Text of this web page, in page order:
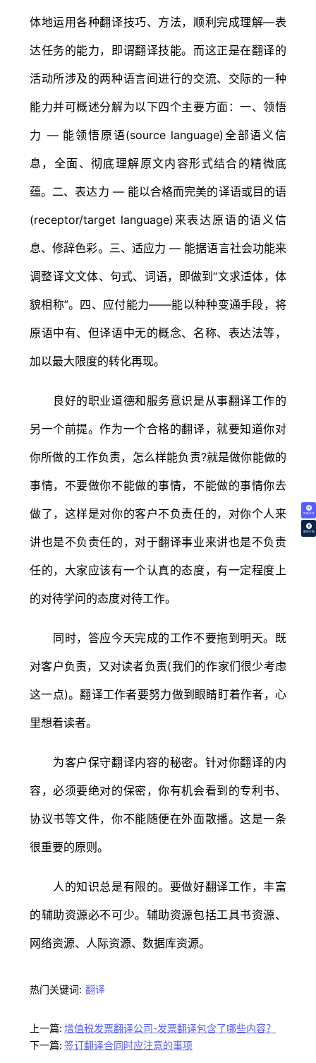
免费试译
翻译价格
体地运用各种翻译技巧、方法，顺利完成理解—表
达任务的能力，即谓翻译技能。而这正是在翻译的
活动所涉及的两种语言间进行的交流、交际的一种
能力并可概述分解为以下四个主要方面：一、领悟
力 — 能领悟原语(source language)全部语义信
息，全面、彻底理解原文内容形式结合的精微底
蕴。二、表达力 — 能以合格而完美的译语或目的语
(receptor/target language)来表达原语的语义信
息、修辞色彩。三、适应力 — 能据语言社会功能来
调整译文文体、句式、词语，即做到“文求适体，体
貌相称”。四、应付能力——能以种种变通手段，将
原语中有、但译语中无的概念、名称、表达法等，
加以最大限度的转化再现。
良好的职业道德和服务意识是从事翻译工作的
另一个前提。作为一个合格的翻译，就要知道你对
你所做的工作负责，怎么样能负责?就是做你能做的
事情，不要做你不能做的事情，不能做的事情你去
做了，这样是对你的客户不负责任的，对你个人来
讲也是不负责任的，对于翻译事业来讲也是不负责
任的，大家应该有一个认真的态度，有一定程度上
的对待学问的态度对待工作。
同时，答应今天完成的工作不要拖到明天。既
对客户负责，又对读者负责(我们的作家们很少考虑
这一点)。翻译工作者要努力做到眼睛盯着作者，心
里想着读者。
为客户保守翻译内容的秘密。针对你翻译的内
容，必须要绝对的保密，你有机会看到的专利书、
协议书等文件，你不能随便在外面散播。这是一条
很重要的原则。
人的知识总是有限的。要做好翻译工作，丰富
的辅助资源必不可少。辅助资源包括工具书资源、
网络资源、人际资源、数据库资源。
热门关键词: 翻译
上一篇: 增值税发票翻译公司-发票翻译包含了哪些内容？
下一篇: 签订翻译合同时应注意的事项